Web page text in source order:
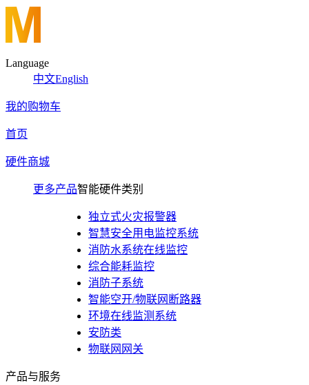
Language
中文English
我的购物车
首页
硬件商城
更多产品智能硬件类别
独立式火灾报警器
智慧安全用电监控系统
消防水系统在线监控
综合能耗监控
消防子系统
智能空开/物联网断路器
环境在线监测系统
安防类
物联网网关
产品与服务